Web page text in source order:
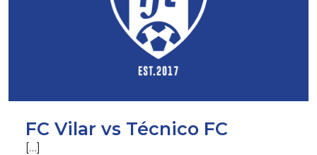
FC Vilar vs Técnico FC
[…]